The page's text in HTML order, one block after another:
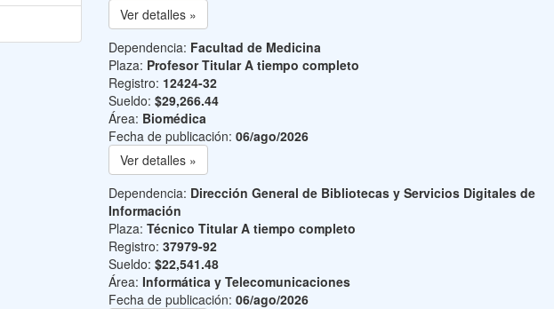
Ver detalles »
Dependencia: Facultad de Medicina
Plaza: Profesor Titular A tiempo completo
Registro: 12424-32
Sueldo: $29,266.44
Área: Biomédica
Fecha de publicación: 06/ago/2026
Ver detalles »
Dependencia: Dirección General de Bibliotecas y Servicios Digitales de
Información
Plaza: Técnico Titular A tiempo completo
Registro: 37979-92
Sueldo: $22,541.48
Área: Informática y Telecomunicaciones
Fecha de publicación: 06/ago/2026